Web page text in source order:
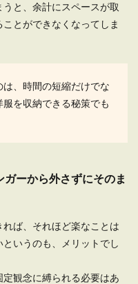
と、余計にスペースが取
とができなくなってしま
、時間の短縮だけでな
を収納できる秘策でも
ーから外さずにそのま
ば、それほど楽なことは
いうのも、メリットでし
観念に縛られる必要はあ